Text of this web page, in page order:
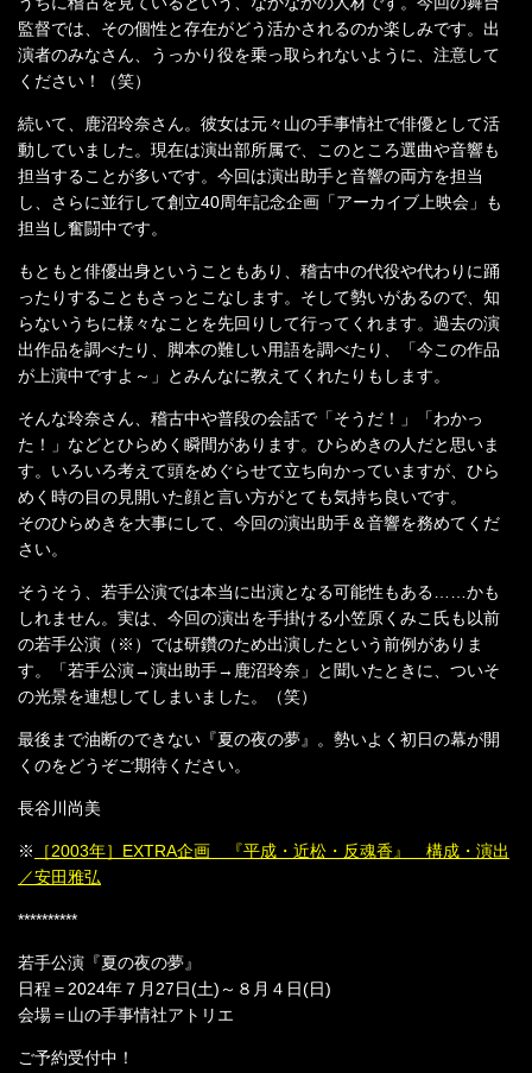
監督では、その個性と存在がどう活かされるのか楽しみです。出
演者のみなさん、うっかり役を乗っ取られないように、注意して
ください！（笑）
続いて、鹿沼玲奈さん。彼女は元々山の手事情社で俳優として活
動していました。現在は演出部所属で、このところ選曲や音響も
担当することが多いです。今回は演出助手と音響の両方を担当
し、さらに並行して創立40周年記念企画「アーカイブ上映会」も
担当し奮闘中です。
もともと俳優出身ということもあり、稽古中の代役や代わりに踊
ったりすることもさっとこなします。そして勢いがあるので、知
らないうちに様々なことを先回りして行ってくれます。過去の演
出作品を調べたり、脚本の難しい用語を調べたり、「今この作品
が上演中ですよ～」とみんなに教えてくれたりもします。
そんな玲奈さん、稽古中や普段の会話で「そうだ！」「わかっ
た！」などとひらめく瞬間があります。ひらめきの人だと思いま
す。いろいろ考えて頭をめぐらせて立ち向かっていますが、ひら
めく時の目の見開いた顔と言い方がとても気持ち良いです。
そのひらめきを大事にして、今回の演出助手＆音響を務めてくだ
さい。
そうそう、若手公演では本当に出演となる可能性もある……かも
しれません。実は、今回の演出を手掛ける小笠原くみこ氏も以前
の若手公演（※）では研鑽のため出演したという前例がありま
す。「若手公演→演出助手→鹿沼玲奈」と聞いたときに、ついそ
の光景を連想してしまいました。（笑）
最後まで油断のできない『夏の夜の夢』。勢いよく初日の幕が開
くのをどうぞご期待ください。
長谷川尚美
※
［2003年］EXTRA企画 『平成・近松・反魂香』 構成・演出
／安田雅弘
**********
若手公演『夏の夜の夢』
日程＝2024年７月27日(土)～８月４日(日)
会場＝山の手事情社アトリエ
ご予約受付中！